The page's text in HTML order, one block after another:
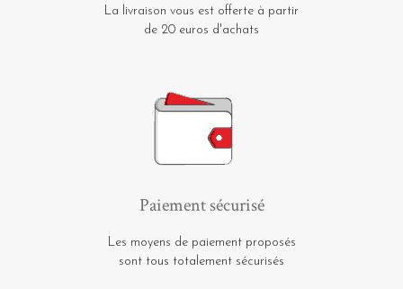
La livraison vous est offerte à partir
de 20 euros d'achats
Paiement sécurisé
Les moyens de paiement proposés
sont tous totalement sécurisés